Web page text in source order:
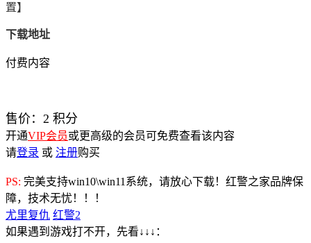
置】
下载地址
付费内容
售价： 2 积分
开通VIP会员或更高级的会员可免费查看该内容
请登录 或 注册购买
PS: 完美支持win10\win11系统，请放心下载！红警之家品牌保
障，技术无忧！！！
尤里复仇 红警2
如果遇到游戏打不开，先看↓↓↓：